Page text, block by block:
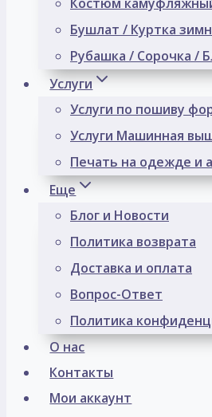
Бушлат / Куртка
Рубашка / Сорочка /
Услуги
Услуги по пошиву
Услуги Машинная
Печать на одежде и
Еще
Блог и Новости
Политика возврата
Доставка и оплата
Вопрос-Ответ
Политика
О нас
Контакты
Мои аккаунт